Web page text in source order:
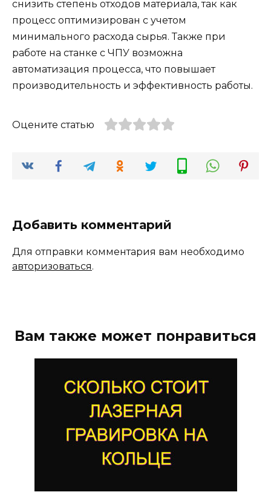
снизить степень отходов материала, так как
процесс оптимизирован с учетом
минимального расхода сырья. Также при
работе на станке с ЧПУ возможна
автоматизация процесса, что повышает
производительность и эффективность работы.
Оцените статью
Добавить комментарий
Для отправки комментария вам необходимо
авторизоваться.
Вам также может понравиться